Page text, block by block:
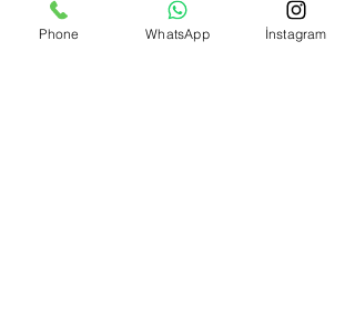
Sepete Ekle
Phone WhatsApp İnstagram